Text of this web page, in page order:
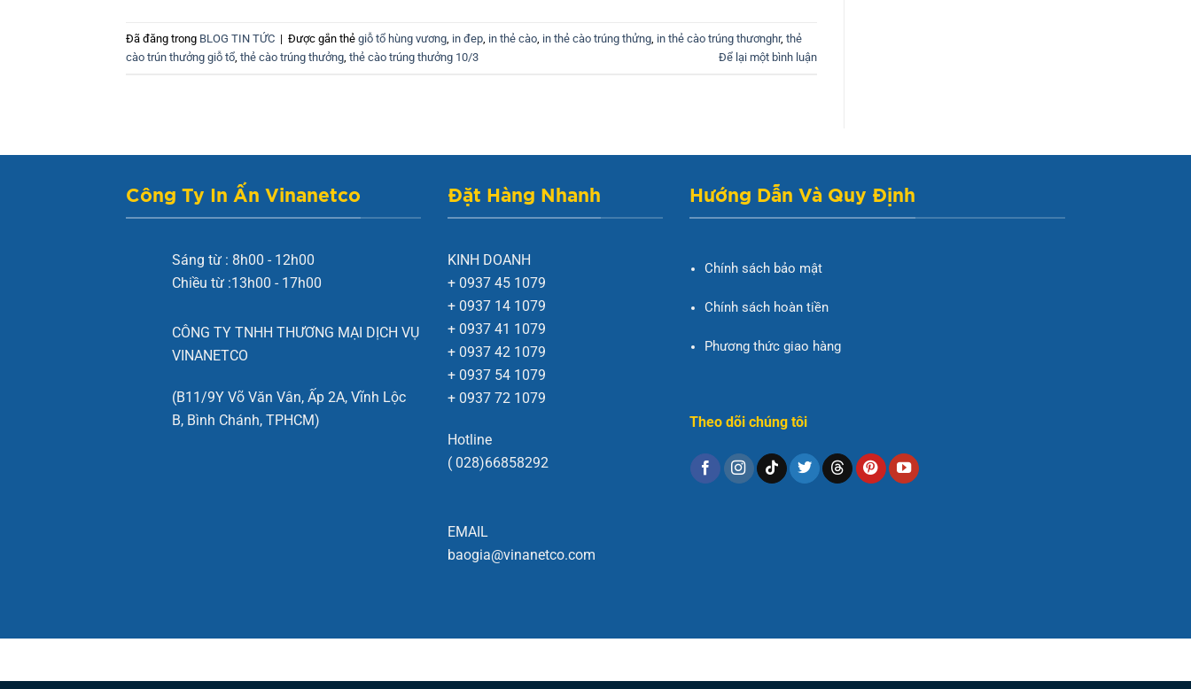
Đã đăng trong BLOG TIN TỨC | Được gắn thẻ giỗ tổ hùng vương in đep in thẻ cào in thẻ cào trúng thửng in thẻ cào trúng thươnghr, thẻ
cào trún thưởng giỗ tổ thẻ cào trúng thưởng thẻ cào trúng thưởng 10/3 Để lại một bình luận
Công Ty In Ấn Vinanetco
Sáng từ : 8h00 - 12h00
Chiều từ :13h00 - 17h00
CÔNG TY TNHH THƯƠNG MẠI DỊCH VỤ
VINANETCO
(B11/9Y Võ Văn Vân, Ấp 2A, Vĩnh Lộc
B, Bình Chánh, TPHCM)
Đặt Hàng Nhanh
KINH DOANH
+ 0937 45 1079
+ 0937 14 1079
+ 0937 41 1079
+ 0937 42 1079
+ 0937 54 1079
+ 0937 72 1079
Hotline
( 028)66858292
EMAIL
baogia@vinanetco.com
Hướng Dẫn Và Quy Định
Chính sách bảo mật
Chính sách hoàn tiền
Phương thức giao hàng
Theo dõi chúng tôi